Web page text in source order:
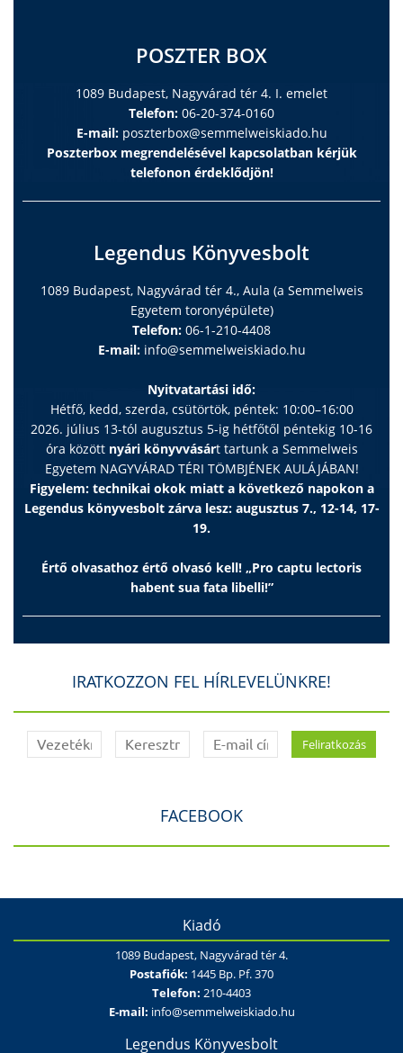
POSZTER BOX
1089 Budapest, Nagyvárad tér 4. I. emelet
Telefon: 06-20-374-0160
E-mail: poszterbox@semmelweiskiado.hu
Poszterbox megrendelésével kapcsolatban kérjük
telefonon érdeklődjön!
Legendus Könyvesbolt
1089 Budapest, Nagyvárad tér 4., Aula (a Semmelweis
Egyetem toronyépülete)
Telefon: 06-1-210-4408
E-mail: info@semmelweiskiado.hu
Nyitvatartási idő:
Hétfő, kedd, szerda, csütörtök, péntek: 10:00–16:00
2026. július 13-tól augusztus 5-ig hétfőtől péntekig 10-16
óra között nyári könyvvásárt tartunk a Semmelweis
Egyetem NAGYVÁRAD TÉRI TÖMBJÉNEK AULÁJÁBAN!
Figyelem: technikai okok miatt a következő napokon a
Legendus könyvesbolt zárva lesz: augusztus 7., 12-14, 17-
19.
Értő olvasathoz értő olvasó kell! „Pro captu lectoris
habent sua fata libelli!”
IRATKOZZON FEL HÍRLEVELÜNKRE!
FACEBOOK
Kiadó
1089 Budapest, Nagyvárad tér 4.
Postafiók: 1445 Bp. Pf. 370
Telefon: 210-4403
E-mail: info@semmelweiskiado.hu
Legendus Könyvesbolt